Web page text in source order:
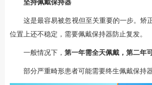
坚持佩戴保持器
这是最容易被忽视但至关重要的一步。矫
位置上还不稳定，需要佩戴保持器防止复发。
一般情况下， 第一年需全天佩戴，第二年
部分严重畸形患者可能需要终生佩戴保持器